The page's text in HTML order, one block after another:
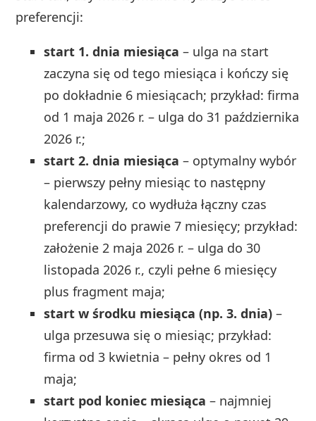
preferencji:
start 1. dnia miesiąca – ulga na start
zaczyna się od tego miesiąca i kończy się
po dokładnie 6 miesiącach; przykład: firma
od 1 maja 2026 r. – ulga do 31 października
2026 r.;
start 2. dnia miesiąca – optymalny wybór
– pierwszy pełny miesiąc to następny
kalendarzowy, co wydłuża łączny czas
preferencji do prawie 7 miesięcy; przykład:
założenie 2 maja 2026 r. – ulga do 30
listopada 2026 r., czyli pełne 6 miesięcy
plus fragment maja;
start w środku miesiąca (np. 3. dnia) –
ulga przesuwa się o miesiąc; przykład:
firma od 3 kwietnia – pełny okres od 1
maja;
start pod koniec miesiąca – najmniej